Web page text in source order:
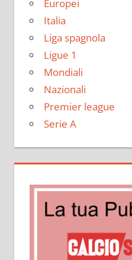
Europei
Italia
Liga spagnola
Ligue 1
Mondiali
Nazionali
Premier league
Serie A